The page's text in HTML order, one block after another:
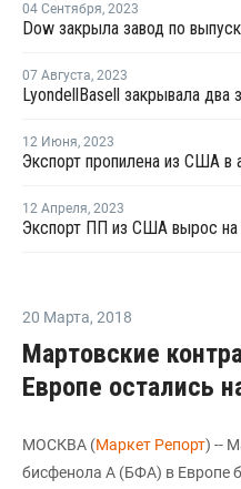
04 Сентября, 2023
Dow закрыла завод по
07 Августа, 2023
12 Июня, 2023
Экспорт пропилена из США в
12 Апреля, 2023
Экспорт ПП из США вырос на
20 Марта, 2018
Мартовские
Европе остались
МОСКВА (Маркет Репорт) --
бисфенола А (БФА) в Европе